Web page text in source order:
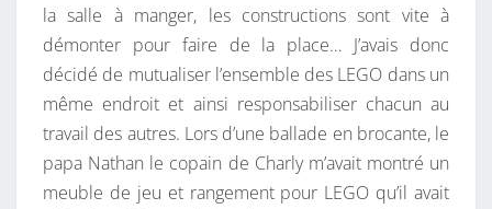
la salle à manger, les constructions sont vite à
démonter pour faire de la place… J’avais donc
décidé de mutualiser l’ensemble des LEGO dans un
même endroit et ainsi responsabiliser chacun au
travail des autres. Lors d’une ballade en brocante, le
papa Nathan le copain de Charly m’avait montré un
meuble de jeu et rangement pour LEGO qu’il avait